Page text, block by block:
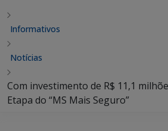
Informativos
Notícias
Com investimento de R$ 11,1
Etapa do “MS Mais Seguro”